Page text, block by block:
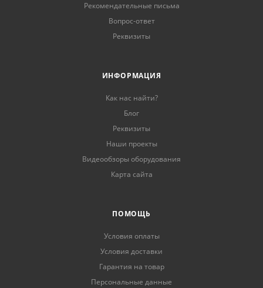
Рекомендательные письма
Вопрос-ответ
Реквизиты
ИНФОРМАЦИЯ
Как нас найти?
Блог
Реквизиты
Наши проекты
Видеообзоры оборудования
Карта сайта
ПОМОЩЬ
Условия оплаты
Условия доставки
Гарантия на товар
Персональные данные